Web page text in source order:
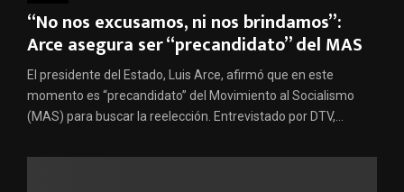
“No nos excusamos, ni nos brindamos”:
Arce asegura ser “precandidato” del MAS
El presidente del Estado, Luis Arce, afirmó que en este
momento es “precandidato” del Movimiento al Socialismo
(MAS) para buscar la reelección. Entrevistado por DTV,...